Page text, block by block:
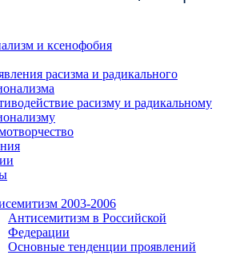
и ксенофобия
расизма и радикального
расизму и радикальному
2003-2006
Антисемитизм в Российской
Федерации
Основные тенденции проявлений